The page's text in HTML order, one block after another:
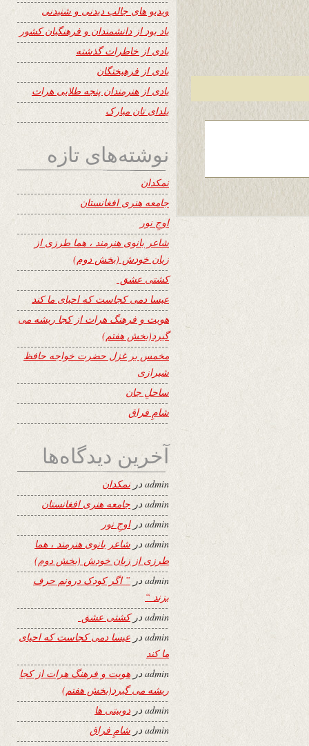
ویدیو های جالب دیدنی و شنیدنی
یاد بود از دانشمندان و فرهنگیان کشور
یادی از خاطرات گذشته
یادی از فرهیختگان
یادی از هنرمندان پنجه طلایی هرات
یلدای تان مبارک
نوشته‌های تازه
نمکدان
جامعه هنری افغانستان
اوجِ نور
شاعر بانوی هنرمند ، هما طرزی از
زبان خودش (بخش دوم)
کشتی عشق
عیسا دمی کجاست که احیای ما کند
هویت و فرهنگ هرات از کجا ریشه می
گیرد(بخش هفتم)
مخمس بر غزل حضرت خواجه حافظ
شیرازی
ساحلِ جان
شامِ فراق
آخرین دیدگاه‌ها
adminدرنمکدان
adminدر جامعه هنری افغانستان
adminدراوجِ نور
adminدر شاعر بانوی هنرمند ، هما
طرزی از زبان خودش (بخش دوم)
adminدر ” اگر کودک درونم حرف
بزند “
adminدرکشتی عشق
adminدر عیسا دمی کجاست که احیای
ما کند
adminدر هویت و فرهنگ هرات از کجا
ریشه می گیرد(بخش هفتم)
adminدردوبیتی ها
admin در شامِ فراق